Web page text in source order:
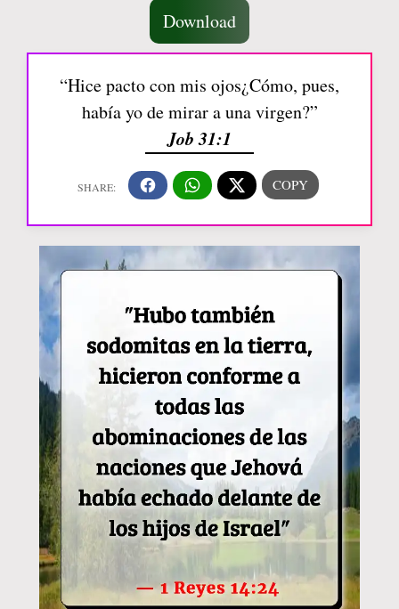
Download
“Hice pacto con mis ojos¿Cómo, pues,
había yo de mirar a una virgen?”
Job 31:1